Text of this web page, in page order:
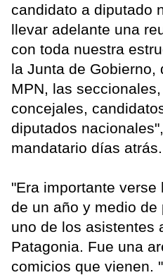
candidato a diputado
llevar adelante una
con toda nuestra
la Junta de Gobierno,
MPN, las
concejales,
diputados
mandatario días atrás.
"Era importante
de un año y medio de
uno de los asistentes
Patagonia. Fue una
comicios que vienen.